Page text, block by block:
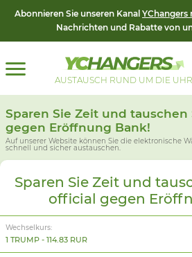
Abonnieren Sie unseren Kanal YChangers
Nachrichten und Rabatte von
AUSTAUSCH RUND UM DIE UHR
Sparen Sie Zeit und
gegen Eröffnung Bank!
Auf unserer Website können Sie die elektronische
schnell und sicher austauschen.
Sparen Sie Zeit und
official gegen
Wechselkurs:
1 TRUMP - 114.83 RUR